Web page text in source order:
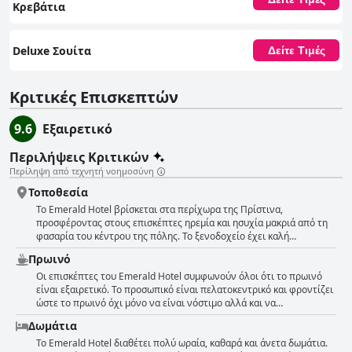
Κρεβάτια
Deluxe Σουίτα Δείτε Τιμές
Κριτικές Επισκεπτών
9.6
Εξαιρετικό
Περιλήψεις Κριτικών
Περίληψη από τεχνητή νοημοσύνη
Τοποθεσία
Το Emerald Hotel βρίσκεται στα περίχωρα της Πρίστινα,
προσφέροντας στους επισκέπτες ηρεμία και ησυχία μακριά από τη
φασαρία του κέντρου της πόλης. Το ξενοδοχείο έχει καλή
πρόσβαση από τον αυτοκινητόδρομο, πράγμα που σημαίνει ότι δεν
υπάρχουν κυκλοφοριακές ανησυχίες στην Πρίστινα. Αν και
απαιτείται όχημα ή ταξί για να φτάσετε στο κέντρο της πόλης, το
ξενοδοχείο βρίσκεται σε βολική τοποθεσία κοντά σε εμπορικά
κέντρα. Οι επισκέπτες μπορούν να φτάσουν στο κέντρο της πόλης
σε μόλις πέντε έως δέκα λεπτά με το αυτοκίνητο. Ορισμένοι
κριτικοί ανέφεραν ότι η τοποθεσία του ξενοδοχείου δεν είναι η πιο
όμορφη και ότι βρίσκεται παράλληλα με έναν πολυσύχναστο δρόμο
Πρωινό
Οι επισκέπτες του Emerald Hotel συμφωνούν όλοι ότι το πρωινό
είναι εξαιρετικό. Το προσωπικό είναι πελατοκεντρικό και φροντίζει
ώστε το πρωινό όχι μόνο να είναι νόστιμο αλλά και να
ανταποκρίνεται στις ιδιαίτερες προτιμήσεις των επισκεπτών. Οι
επιλογές πρωινού είναι πολλές και το προσωπικό είναι πολύ
ευγενικό και εξυπηρετικό. Το εστιατόριο είναι επίσης φανταστικό με
Δωμάτια
Το Emerald Hotel διαθέτει πολύ ωραία, καθαρά και άνετα δωμάτια.